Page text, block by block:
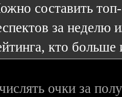
составить
за неделю
кто больше
очки за